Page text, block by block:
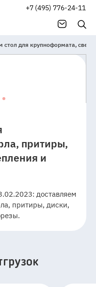
+7 (495) 776-24-11
стол для крупноформата,
притиры,
и
доставляем
притиры, диски,